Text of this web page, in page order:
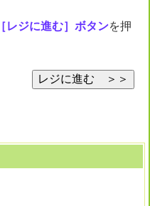
［レジに進む］ボタンを押